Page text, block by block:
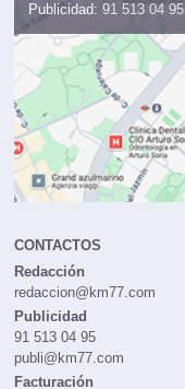
Publicidad: 91 513 04 95
CONTACTOS
Redacción
redaccion@km77.com
Publicidad
91 513 04 95
publi@km77.com
Facturación